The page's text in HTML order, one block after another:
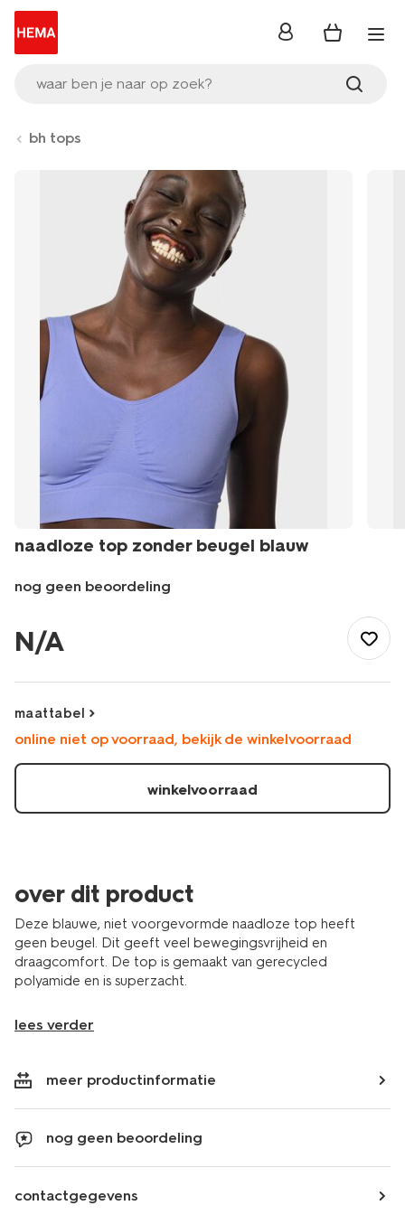
waar ben je naar op zoek?
inloggen
bh tops
naadloze top zonder beugel blauw
nog geen beoordeling
be/dames-
heren/dameslingerie-
tops/naadloze-
beugel-
-
N/A
maattabel
online niet op voorraad, bekijk de winkelvoorraad
winkelvoorraad
over dit product
Deze blauwe, niet voorgevormde naadloze top heeft
geen beugel. Dit geeft veel bewegingsvrijheid en
draagcomfort. De top is gemaakt van gerecycled
polyamide en is superzacht.
lees verder
meer productinformatie
nog geen beoordeling
contactgegevens